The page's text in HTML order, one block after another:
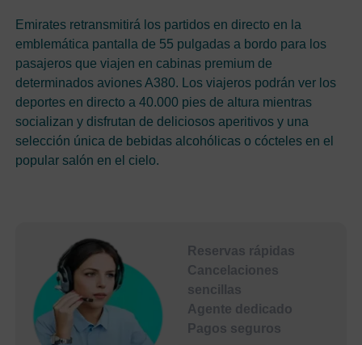
Emirates retransmitirá los partidos en directo en la
emblemática pantalla de 55 pulgadas a bordo para los
pasajeros que viajen en cabinas premium de
determinados aviones A380. Los viajeros podrán ver los
deportes en directo a 40.000 pies de altura mientras
socializan y disfrutan de deliciosos aperitivos y una
selección única de bebidas alcohólicas o cócteles en el
popular salón en el cielo.
Reservas rápidas
Cancelaciones
sencillas
Agente dedicado
Pagos seguros